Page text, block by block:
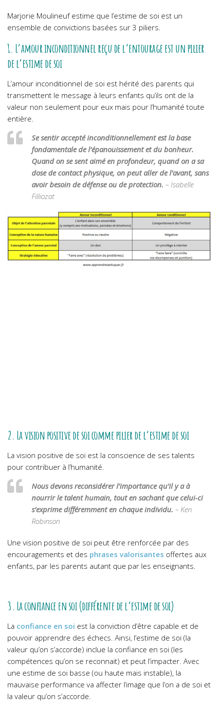
Marjorie Moulineuf estime que l’estime de soi est un
ensemble de convictions basées sur 3 piliers.
1. L’amour inconditionnel reçu de l’entourage est un pilier
de l’estime de soi
L’amour inconditionnel de soi est hérité des parents qui
transmettent le message à leurs enfants qu’ils ont de la
valeur non seulement pour eux mais pour l’humanité toute
entière.
Se sentir accepté inconditionnellement est la base
fondamentale de l’épanouissement et du bonheur.
Quand on se sent aimé en profondeur, quand on a sa
dose de contact physique, on peut aller de l’avant, sans
avoir besoin de défense ou de protection. – Isabelle
Filliozat
2. La vision positive de soi comme pilier de l’estime de soi
La vision positive de soi est la conscience de ses talents
pour contribuer à l’humanité.
Nous devons reconsidérer l’importance qu’il y a à
nourrir le talent humain, tout en sachant que celui-ci
s’exprime différemment en chaque individu. – Ken
Robinson
Une vision positive de soi peut être renforcée par des
encouragements et des phrases valorisantes offertes aux
enfants, par les parents autant que par les enseignants.
3. La confiance en soi (différente de l’estime de soi)
La confiance en soi est la conviction d’être capable et de
pouvoir apprendre des échecs. Ainsi, l’estime de soi (la
valeur qu’on s’accorde) inclue la confiance en soi (les
compétences qu’on se reconnait) et peut l’impacter. Avec
une estime de soi basse (ou haute mais instable), la
mauvaise performance va affecter l’image que l’on a de soi et
la valeur qu’on s’accorde.